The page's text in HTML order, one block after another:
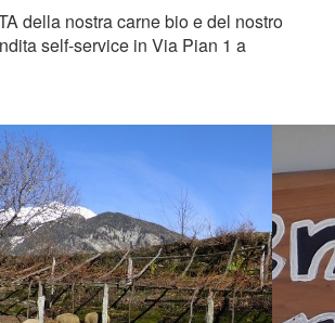
della nostra carne bio e del nostro
self-service in Via Pian 1 a